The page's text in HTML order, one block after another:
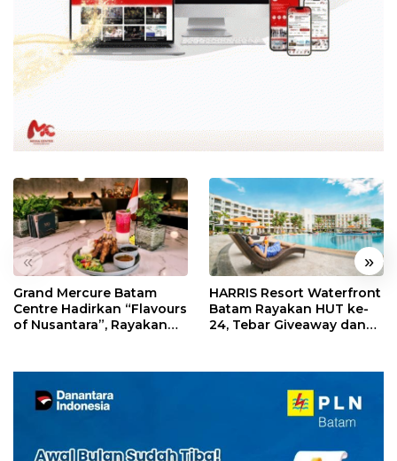
« »
Grand Mercure Batam
Centre Hadirkan “Flavours
of Nusantara”, Rayakan
HARRIS Resort Waterfront
Batam Rayakan HUT ke-
24, Tebar Giveaway dan